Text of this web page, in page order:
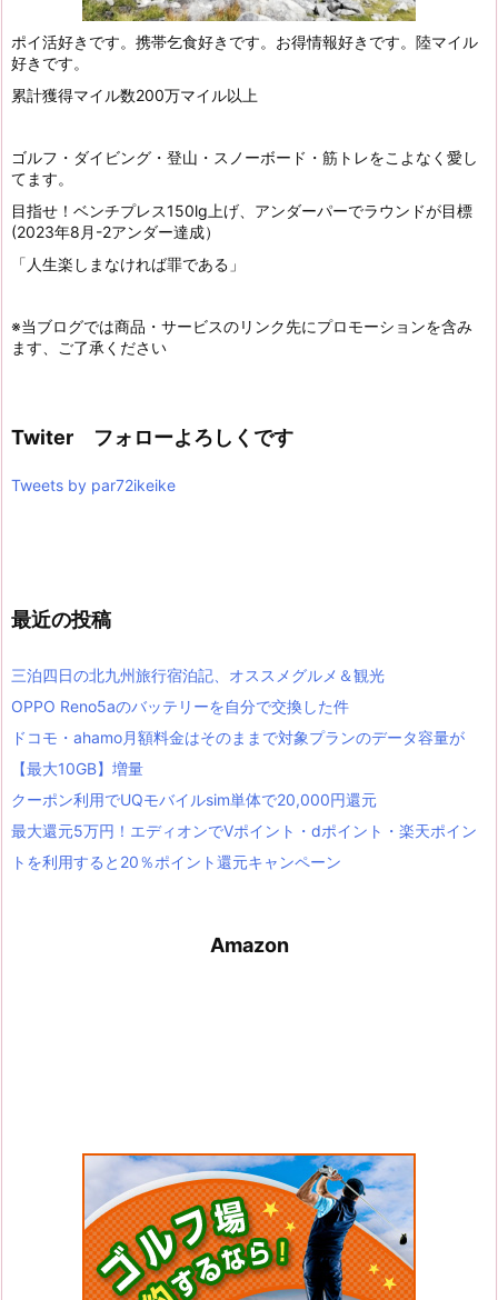
ポイ活好きです。携帯乞食好きです。お得情報好きです。陸マイル
好きです。
累計獲得マイル数200万マイル以上
ゴルフ・ダイビング・登山・スノーボード・筋トレをこよなく愛し
てます。
目指せ！ベンチプレス150lg上げ、アンダーパーでラウンドが目標
(2023年8月-2アンダー達成）
「人生楽しまなければ罪である」
※当ブログでは商品・サービスのリンク先にプロモーションを含み
ます、ご了承ください
Twiter フォローよろしくです
Tweets by par72ikeike
最近の投稿
三泊四日の北九州旅行宿泊記、オススメグルメ＆観光
OPPO Reno5aのバッテリーを自分で交換した件
ドコモ・ahamo月額料金はそのままで対象プランのデータ容量が
【最大10GB】増量
クーポン利用でUQモバイルsim単体で20,000円還元
最大還元5万円！エディオンでVポイント・dポイント・楽天ポイン
トを利用すると20％ポイント還元キャンペーン
Amazon